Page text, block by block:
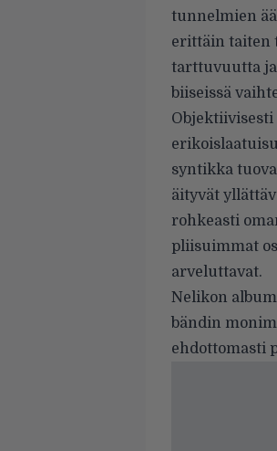
tunnelmien
erittäin taiten
tarttuvuutta ja
biiseissä
Objektiivisesti
syntikka
äityvät
rohkeasti
pliisuimmat
arveluttavat.
Nelikon
bändin
ehdottomasti